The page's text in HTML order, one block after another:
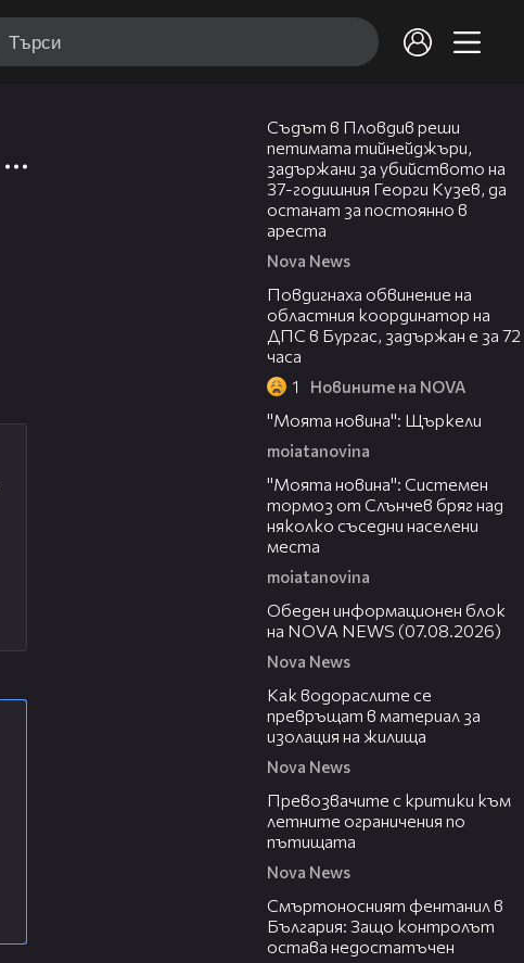
Съдът в Пловдив реши
петимата тийнейджъри,
задържани за убийството на
37-годишния Георги Кузев, да
останат за постоянно в
ареста
Nova News
Повдигнаха обвинение на
областния координатор на
ДПС в Бургас, задържан е за 72
часа
1 Новините на NOVA
"Моята новина": Щъркели
moiatanovina
"Моята новина": Системен
тормоз от Слънчев бряг над
няколко съседни населени
места
moiatanovina
Обеден информационен блок
на NOVA NEWS (07.08.2026)
Nova News
Как водораслите се
превръщат в материал за
изолация на жилища
Nova News
Превозвачите с критики към
летните ограничения по
пътищата
Nova News
Смъртоносният фентанил в
България: Защо контролът
остава недостатъчен